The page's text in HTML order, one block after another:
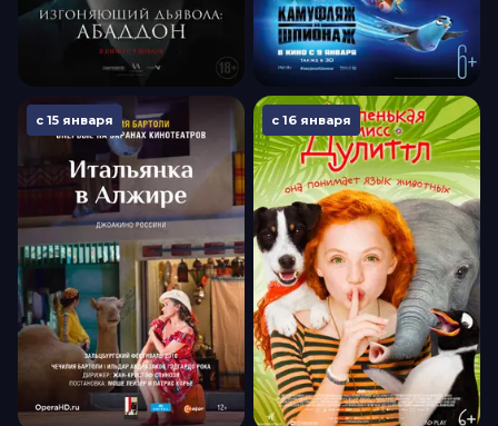
с 15 января с 16 января